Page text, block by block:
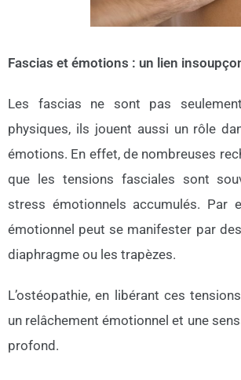
Fascias et émotions : un lien
Les fascias ne sont pas
physiques, ils jouent aussi un rôle
émotions. En effet, de nombreuses
que les tensions fasciales sont
stress émotionnels accumulés. Par
émotionnel peut se manifester par
diaphragme ou les trapèzes.
L’ostéopathie, en libérant ces
un relâchement émotionnel et une
profond.